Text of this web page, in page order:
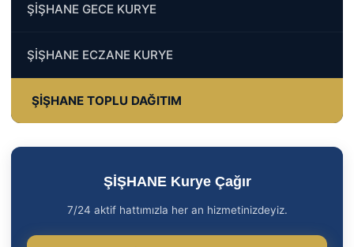
ŞİŞHANE GECE KURYE
ŞİŞHANE ECZANE KURYE
ŞİŞHANE TOPLU DAĞITIM
ŞİŞHANE Kurye Çağır
7/24 aktif hattımızla her an hizmetinizdeyiz.